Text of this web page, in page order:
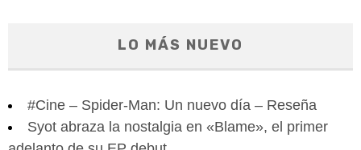
LO MÁS NUEVO
#Cine – Spider-Man: Un nuevo día – Reseña
Syot abraza la nostalgia en «Blame», el primer